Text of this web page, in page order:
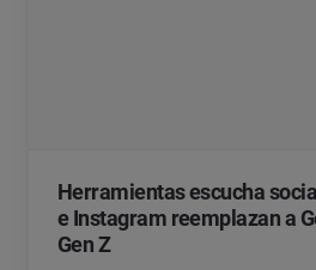
Herramientas escucha
e Instagram reemplazan a
Gen Z